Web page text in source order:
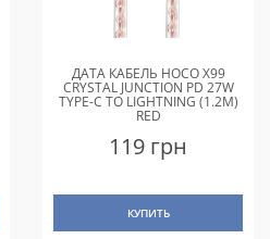
ДАТА КАБЕЛЬ HOCO X99
CRYSTAL JUNCTION PD 27W
TYPE-C TO LIGHTNING (1.2M)
RED
119 грн
КУПИТЬ